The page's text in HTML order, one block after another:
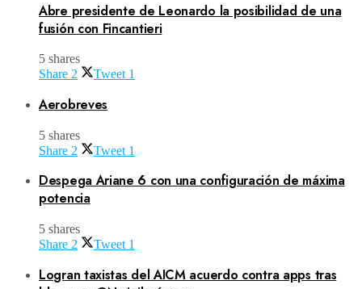
Abre presidente de Leonardo la posibilidad de una
fusión con Fincantieri
5 shares
Share 2 Tweet 1
Aerobreves
5 shares
Share 2 Tweet 1
Despega Ariane 6 con una configuración de máxima
potencia
5 shares
Share 2 Tweet 1
Logran taxistas del AICM acuerdo contra apps tras